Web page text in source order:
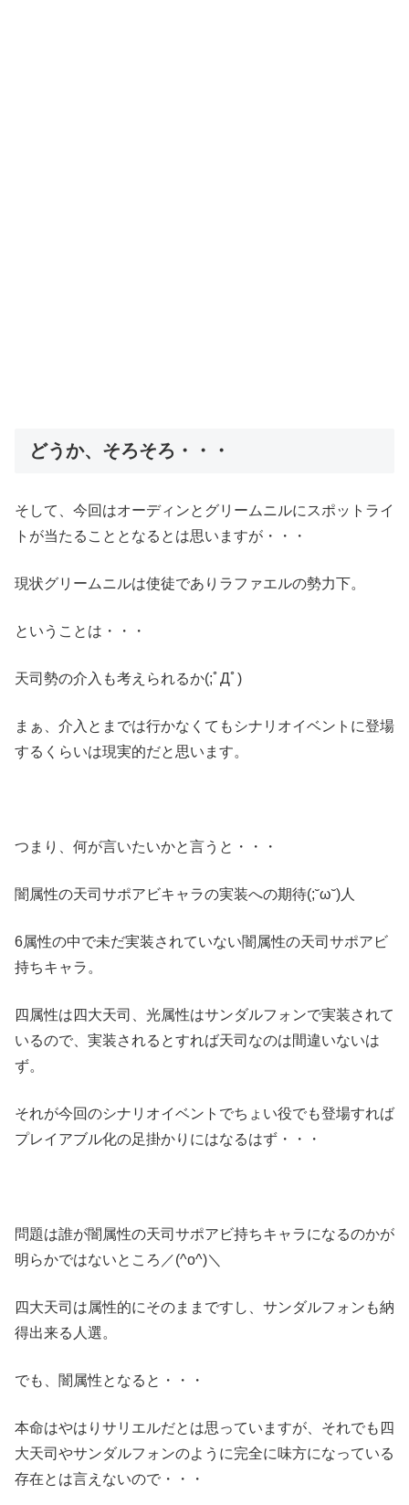
どうか、そろそろ・・・
そして、今回はオーディンとグリームニルにスポットライ
トが当たることとなるとは思いますが・・・
現状グリームニルは使徒でありラファエルの勢力下。
ということは・・・
天司勢の介入も考えられるか(;ﾟДﾟ)
まぁ、介入とまでは行かなくてもシナリオイベントに登場
するくらいは現実的だと思います。
つまり、何が言いたいかと言うと・・・
闇属性の天司サポアビキャラの実装への期待(;˘ω˘)人
6属性の中で未だ実装されていない闇属性の天司サポアビ
持ちキャラ。
四属性は四大天司、光属性はサンダルフォンで実装されて
いるので、実装されるとすれば天司なのは間違いないは
ず。
それが今回のシナリオイベントでちょい役でも登場すれば
プレイアブル化の足掛かりにはなるはず・・・
問題は誰が闇属性の天司サポアビ持ちキャラになるのかが
明らかではないところ／(^o^)＼
四大天司は属性的にそのままですし、サンダルフォンも納
得出来る人選。
でも、闇属性となると・・・
本命はやはりサリエルだとは思っていますが、それでも四
大天司やサンダルフォンのように完全に味方になっている
存在とは言えないので・・・